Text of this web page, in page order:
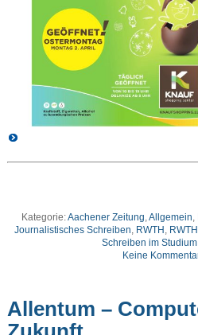
Kategorie:Aachener Zeitung ,Allgemein
Journalistisches Schreiben RWTH
Schreiben im Studium
Keine
Allentum –